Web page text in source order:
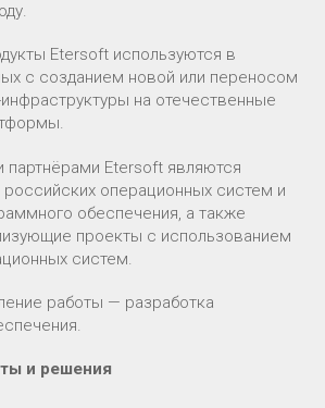
Etersoft используются в
с созданием новой или переносом
на отечественные
партнёрами Etersoft являются
операционных систем и
обеспечения, а также
проекты с использованием
систем.
работы — разработка
и решения